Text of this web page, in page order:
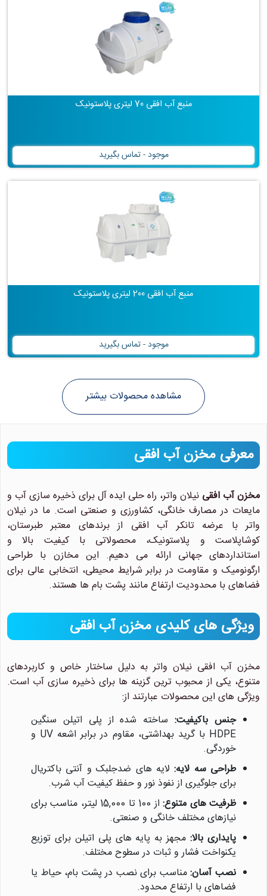
منبع آب افقی 70 لیتری پلاستونیک
موجود - تماس بگیرید
منبع آب افقی 200 لیتری پلاستونیک
موجود - تماس بگیرید
معرفی مخزن آب افقی
مخزن آب افقی نیلان واتر، راه حلی ایده آل برای ذخیره سازی آب و
مایعات در مصارف خانگی، کشاورزی و صنعتی است. ما در نیلان
واتر با عرضه تانکر آب افقی از برندهای معتبر طبرستان،
کوشاپلاست و پلاستونیک، محصولاتی با کیفیت بالا و
استانداردهای جهانی ارائه می دهیم. این مخازن با طراحی
ارگونومیک و مقاومت در برابر شرایط محیطی، انتخابی عالی برای
فضاهای با محدودیت ارتفاع مانند پشت بام ها هستند.
ویژگی های کلیدی مخزن آب افقی
مخزن آب افقی نیلان واتر به دلیل ساختار خاص و کاربردهای
متنوع، یکی از محبوب ترین گزینه ها برای ذخیره سازی آب است.
ویژگی های این محصولات عبارتند از:
جنس باکیفیت:ساخته شده از پلی اتیلن سنگین
HDPE با گرید بهداشتی، مقاوم در برابر اشعه UV و
خوردگی.
طراحی سه لایه:لایه های ضدجلبک و آنتی باکتریال
برای جلوگیری از نفوذ نور و حفظ کیفیت آب شرب.
ظرفیت های متنوع:
از 100 تا 15,000 لیتر، مناسب برای
نیازهای مختلف خانگی و صنعتی.
پایداری بالا:مجهز به پایه های پلی اتیلن برای توزیع
یکنواخت فشار و ثبات در سطوح مختلف.
نصب آسان:مناسب برای نصب در پشت بام، حیاط یا
فضاهای با ارتفاع محدود.